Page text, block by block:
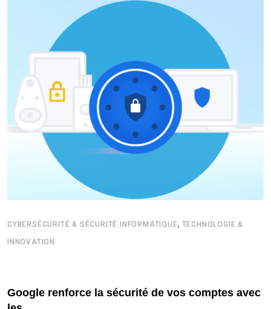
CYBERSÉCURITÉ & SÉCURITÉ INFORMATIQUE, TECHNOLOGIE &
INNOVATION
Google renforce la sécurité de vos comptes avec